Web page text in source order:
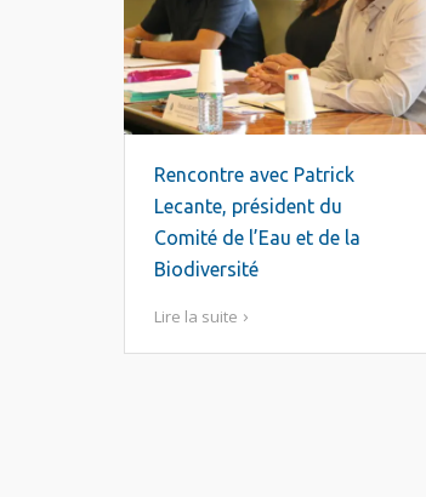
Rencontre avec Patrick
Lecante, président du
Comité de l’Eau et de la
Biodiversité
Lire la suite